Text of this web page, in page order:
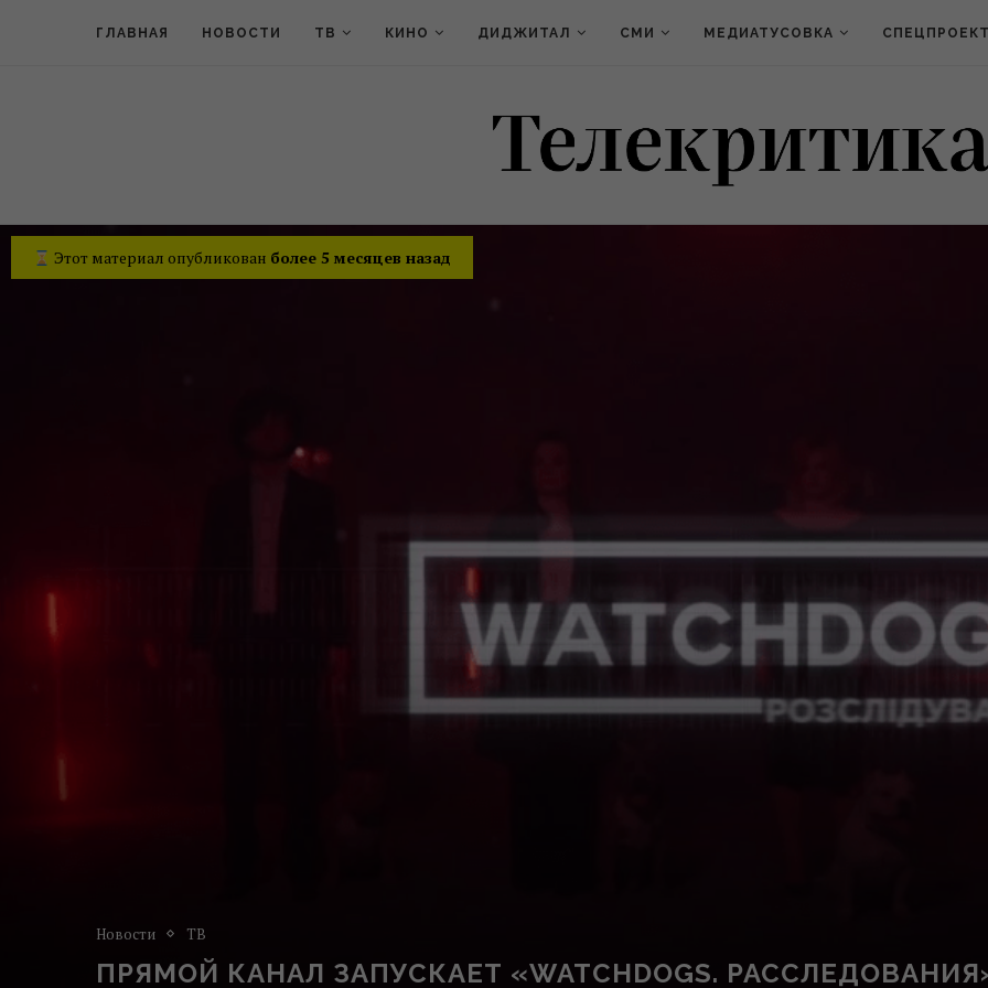
ГЛАВНАЯ НОВОСТИ ТВ КИНО ДИДЖИТАЛ СМИ МЕДИАТУСОВКА
Этот материал опубликован более 5 месяцев назад
Новости ТВ
ПРЯМОЙ КАНАЛ ЗАПУCКАЕТ «WATCHDOGS.